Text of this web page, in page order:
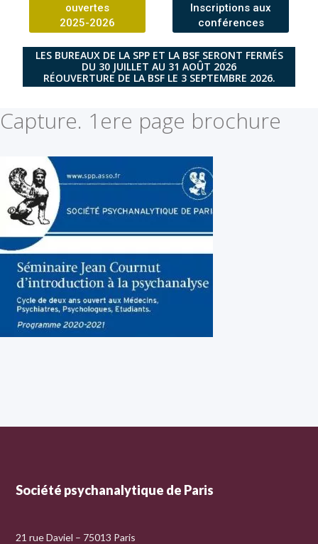
ouvertes
2025-2026
Inscriptions aux
conférences
LES BUREAUX DE LA SPP ET LA BSF SERONT FERMÉS
DU 30 JUILLET AU 31 AOÛT 2026
RÉOUVERTURE DE LA BSF LE 3 SEPTEMBRE 2026.
Capture. 1ere page brochure
Société psychanalytique de Paris
21 rue Daviel – 75013 Paris